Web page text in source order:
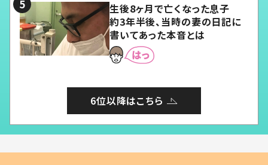
生後8ヶ月で亡くなった息子
約3年半後、当時の妻の日記に
書いてあった本音とは
6位以降はこちら